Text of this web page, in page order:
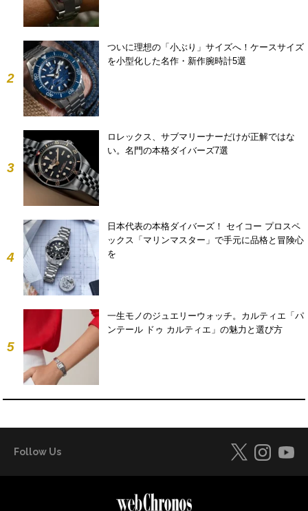
2
ついに理想の「小ぶり」サイズへ！ケースサイズ
を小型化した名作・新作腕時計5選
3
ロレックス、サブマリーナーだけが正解ではな
い。名門の本格ダイバーズ7選
4
日本代表の本格ダイバーズ！ セイコー プロスペ
ックス「マリンマスター」で手元に品格と冒険心
を
5
一生モノのジュエリーウォッチ。カルティエ「パ
ンテール ドゥ カルティエ」の魅力と選び方
Follow Us